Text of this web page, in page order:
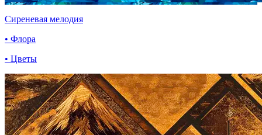
Сиреневая мелодия
• Флора
• Цветы